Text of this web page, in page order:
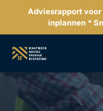
de
inhoud
Adviesrapport
inplannen *